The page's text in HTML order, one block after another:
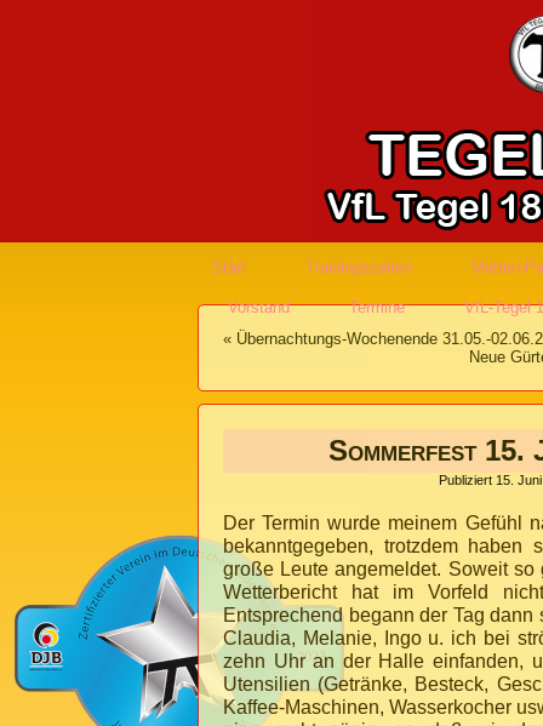
Start Trainingszeiten Matten-
Vorstand Termine
VfL-Tegel
« Übernachtungs-Wochenende 31.05.-
Neue
Sommerfest 15.
Publiziert 15.
Der Termin wurde meinem Gefühl
bekanntgegeben, trotzdem
große Leute angemeldet. Soweit
Wetterbericht hat im Vorfeld
Entsprechend begann der Tag
Claudia, Melanie, Ingo u. ich bei
zehn Uhr an der Halle einfanden,
Utensilien (Getränke, Besteck,
Kaffee-Maschinen, Wasserkocher